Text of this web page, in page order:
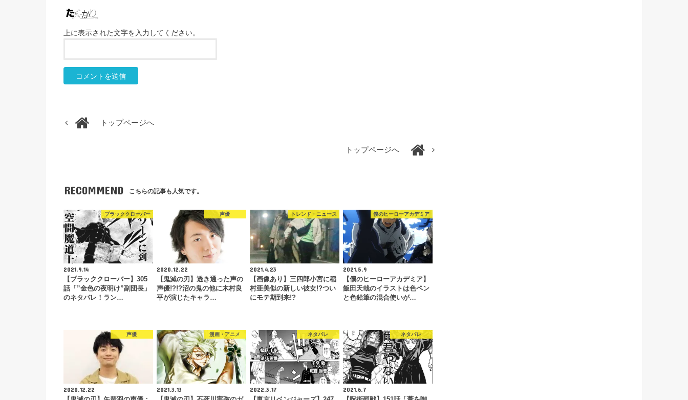
上に表示された文字を入力してください。
トップページへ
トップページへ
RECOMMEND こちらの記事も人気です。
ブラッククローバー
2021.9.14
【ブラッククローバー】305
話「”金色の夜明け”副団長」
のネタバレ！ラン…
声優
2020.12.22
【鬼滅の刃】透き通った声の
声優!?!?沼の鬼の他に木村良
平が演じたキャラ…
トレンド・ニュース
2021.4.23
【画像あり】三四郎小宮に稲
村亜美似の新しい彼女!?つい
にモテ期到来!?
僕のヒーローアカデミア
2021.5.9
【僕のヒーローアカデミア】
飯田天哉のイラストは色ペン
と色鉛筆の混合使いが…
声優
2020.12.22
漫画・アニメ
2021.3.13
ネタバレ
2022.3.17
ネタバレ
2021.6.7